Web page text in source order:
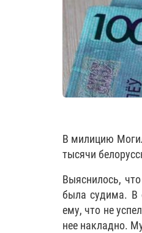
В милицию
тысячи
Выяснилось,
была судима. В
ему, что не
нее накладно.